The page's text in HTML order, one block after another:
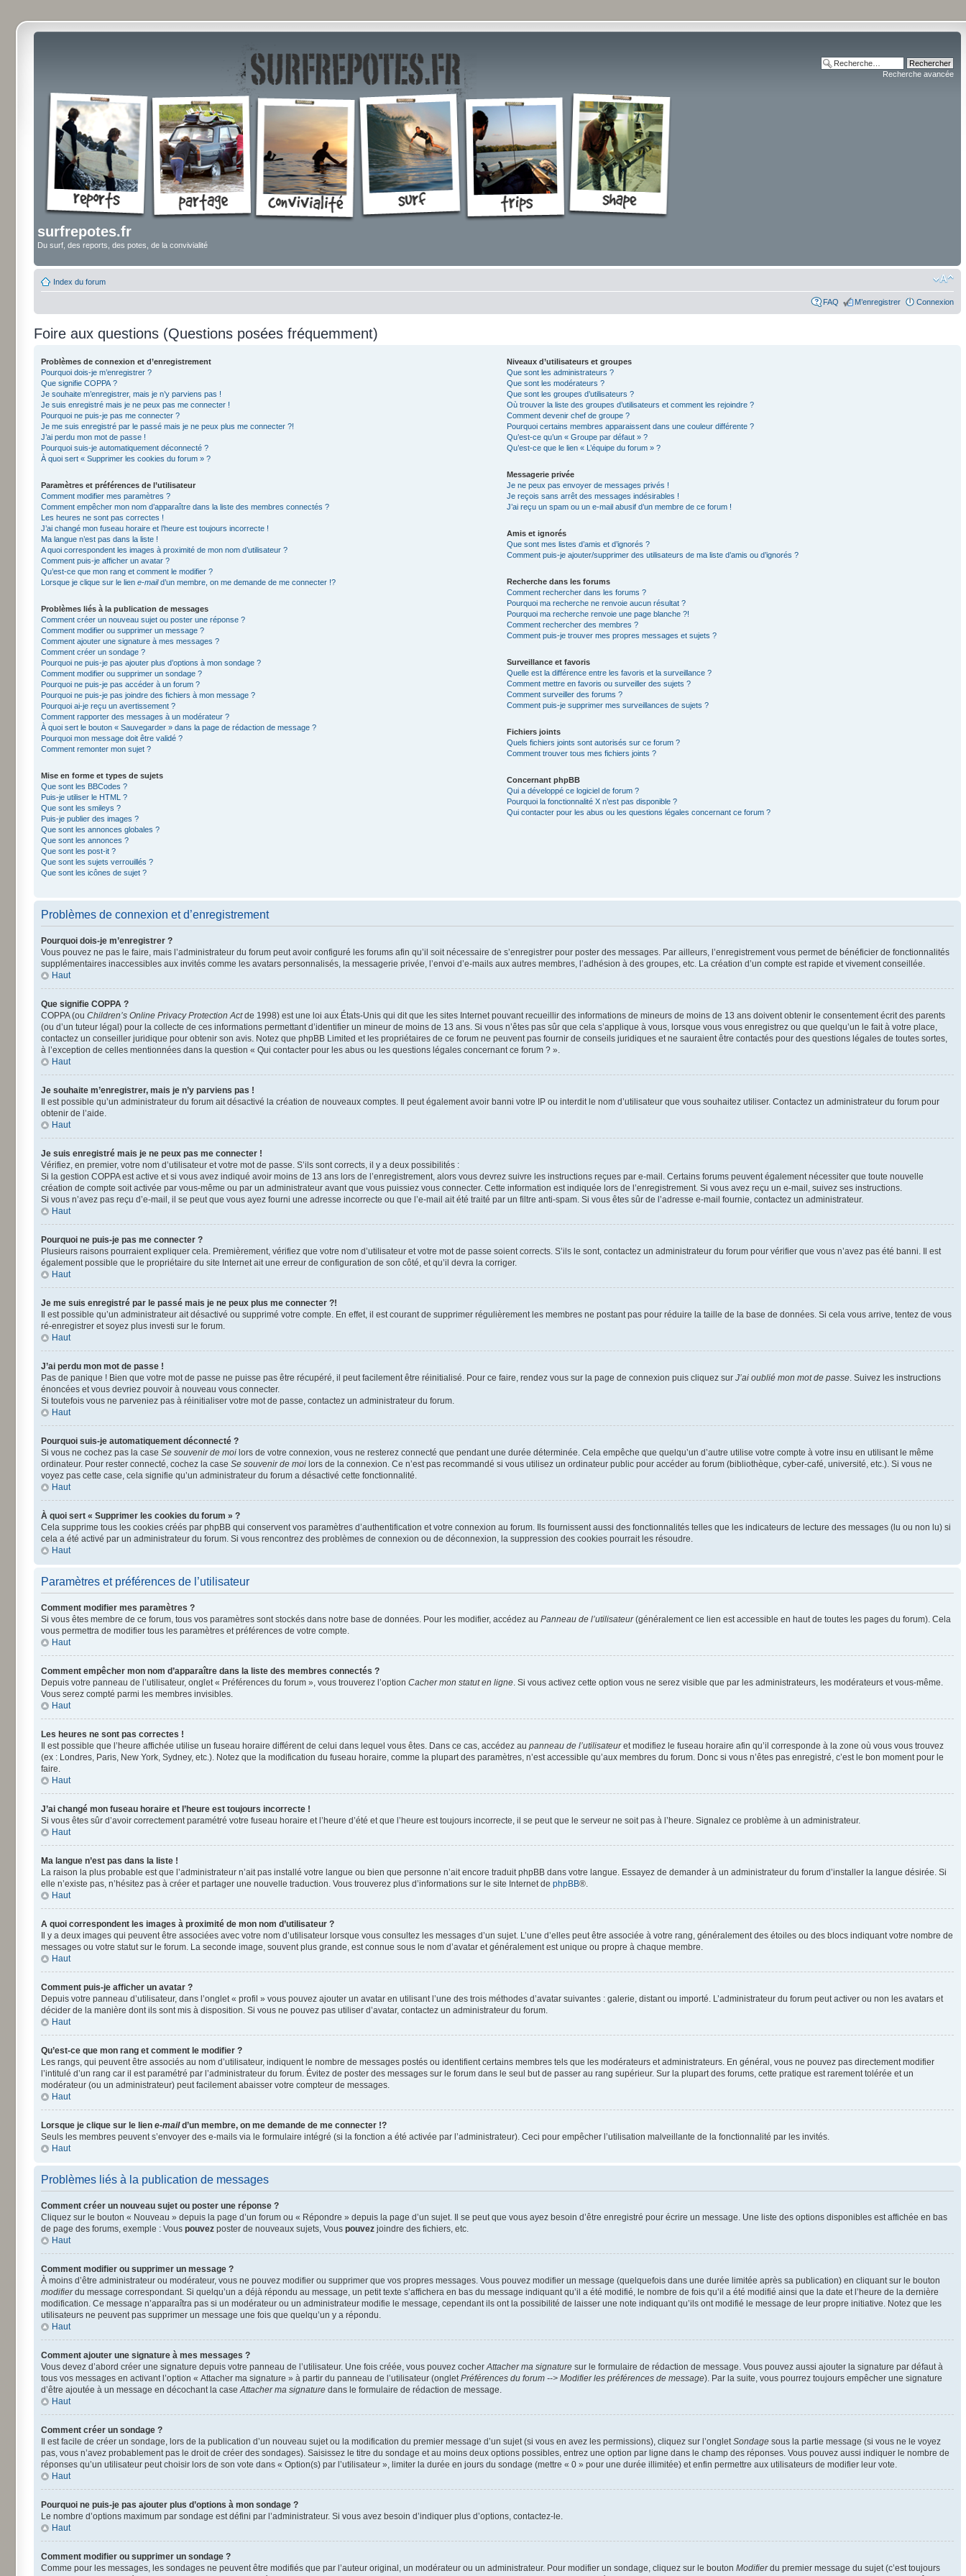
surfrepotes.fr
Du surf, des reports, des potes, de la convivialité
Recherche avancée
Index du forum
FAQ M’enregistrer Connexion
Foire aux questions (Questions posées fréquemment)
Problèmes de connexion et d’enregistrement
Pourquoi dois-je m’enregistrer ?
Que signifie COPPA ?
Je souhaite m’enregistrer, mais je n’y parviens pas !
Je suis enregistré mais je ne peux pas me connecter !
Pourquoi ne puis-je pas me connecter ?
Je me suis enregistré par le passé mais je ne peux plus me connecter ?!
J’ai perdu mon mot de passe !
Pourquoi suis-je automatiquement déconnecté ?
À quoi sert « Supprimer les cookies du forum » ?
Paramètres et préférences de l’utilisateur
Comment modifier mes paramètres ?
Comment empêcher mon nom d’apparaître dans la liste des membres connectés ?
Les heures ne sont pas correctes !
J’ai changé mon fuseau horaire et l’heure est toujours incorrecte !
Ma langue n’est pas dans la liste !
A quoi correspondent les images à proximité de mon nom d’utilisateur ?
Comment puis-je afficher un avatar ?
Qu’est-ce que mon rang et comment le modifier ?
Lorsque je clique sur le lien e-maild’un membre, on me demande de me connecter !?
Problèmes liés à la publication de messages
Comment créer un nouveau sujet ou poster une réponse ?
Comment modifier ou supprimer un message ?
Comment ajouter une signature à mes messages ?
Comment créer un sondage ?
Pourquoi ne puis-je pas ajouter plus d’options à mon sondage ?
Comment modifier ou supprimer un sondage ?
Pourquoi ne puis-je pas accéder à un forum ?
Pourquoi ne puis-je pas joindre des fichiers à mon message ?
Pourquoi ai-je reçu un avertissement ?
Comment rapporter des messages à un modérateur ?
À quoi sert le bouton « Sauvegarder » dans la page de rédaction de message ?
Pourquoi mon message doit être validé ?
Comment remonter mon sujet ?
Mise en forme et types de sujets
Que sont les BBCodes ?
Puis-je utiliser le HTML ?
Que sont les smileys ?
Puis-je publier des images ?
Que sont les annonces globales ?
Que sont les annonces ?
Que sont les post-it ?
Que sont les sujets verrouillés ?
Que sont les icônes de sujet ?
Niveaux d’utilisateurs et groupes
Que sont les administrateurs ?
Que sont les modérateurs ?
Que sont les groupes d’utilisateurs ?
Où trouver la liste des groupes d’utilisateurs et comment les rejoindre ?
Comment devenir chef de groupe ?
Pourquoi certains membres apparaissent dans une couleur différente ?
Qu’est-ce qu’un « Groupe par défaut » ?
Qu’est-ce que le lien « L’équipe du forum » ?
Messagerie privée
Je ne peux pas envoyer de messages privés !
Je reçois sans arrêt des messages indésirables !
J’ai reçu un spam ou un e-mail abusif d’un membre de ce forum !
Amis et ignorés
Que sont mes listes d’amis et d’ignorés ?
Comment puis-je ajouter/supprimer des utilisateurs de ma liste d’amis ou d’ignorés ?
Recherche dans les forums
Comment rechercher dans les forums ?
Pourquoi ma recherche ne renvoie aucun résultat ?
Pourquoi ma recherche renvoie une page blanche ?!
Comment rechercher des membres ?
Comment puis-je trouver mes propres messages et sujets ?
Surveillance et favoris
Quelle est la différence entre les favoris et la surveillance ?
Comment mettre en favoris ou surveiller des sujets ?
Comment surveiller des forums ?
Comment puis-je supprimer mes surveillances de sujets ?
Fichiers joints
Quels fichiers joints sont autorisés sur ce forum ?
Comment trouver tous mes fichiers joints ?
Concernant phpBB
Qui a développé ce logiciel de forum ?
Pourquoi la fonctionnalité X n’est pas disponible ?
Qui contacter pour les abus ou les questions légales concernant ce forum ?
Problèmes de connexion et d’enregistrement
Pourquoi dois-je m’enregistrer ?
Vous pouvez ne pas le faire, mais l’administrateur du forum peut avoir configuré les forums afin qu’il soit nécessaire de s’enregistrer pour poster des messages. Par ailleurs, l’enregistrement vous permet de bénéficier de fonctionnalités
supplémentaires inaccessibles aux invités comme les avatars personnalisés, la messagerie privée, l’envoi d’e-mails aux autres membres, l’adhésion à des groupes, etc. La création d’un compte est rapide et vivement conseillée.
Haut
Que signifie COPPA ?
COPPA (ou Children’s Online Privacy Protection Actde 1998) est une loi aux États-Unis qui dit que les sites Internet pouvant recueillir des informations de mineurs de moins de 13 ans doivent obtenir le consentement écrit des parents
(ou d’un tuteur légal) pour la collecte de ces informations permettant d’identifier un mineur de moins de 13 ans. Si vous n’êtes pas sûr que cela s’applique à vous, lorsque vous vous enregistrez ou que quelqu’un le fait à votre place,
contactez un conseiller juridique pour obtenir son avis. Notez que phpBB Limited et les propriétaires de ce forum ne peuvent pas fournir de conseils juridiques et ne sauraient être contactés pour des questions légales de toutes sortes,
à l’exception de celles mentionnées dans la question « Qui contacter pour les abus ou les questions légales concernant ce forum ? ».
Haut
Je souhaite m’enregistrer, mais je n’y parviens pas !
Il est possible qu’un administrateur du forum ait désactivé la création de nouveaux comptes. Il peut également avoir banni votre IP ou interdit le nom d’utilisateur que vous souhaitez utiliser. Contactez un administrateur du forum pour
obtenir de l’aide.
Haut
Je suis enregistré mais je ne peux pas me connecter !
Vérifiez, en premier, votre nom d’utilisateur et votre mot de passe. S’ils sont corrects, il y a deux possibilités :
Si la gestion COPPA est active et si vous avez indiqué avoir moins de 13 ans lors de l’enregistrement, alors vous devrez suivre les instructions reçues par e-mail. Certains forums peuvent également nécessiter que toute nouvelle
création de compte soit activée par vous-même ou par un administrateur avant que vous puissiez vous connecter. Cette information est indiquée lors de l’enregistrement. Si vous avez reçu un e-mail, suivez ses instructions.
Si vous n’avez pas reçu d’e-mail, il se peut que vous ayez fourni une adresse incorrecte ou que l’e-mail ait été traité par un filtre anti-spam. Si vous êtes sûr de l’adresse e-mail fournie, contactez un administrateur.
Haut
Pourquoi ne puis-je pas me connecter ?
Plusieurs raisons pourraient expliquer cela. Premièrement, vérifiez que votre nom d’utilisateur et votre mot de passe soient corrects. S’ils le sont, contactez un administrateur du forum pour vérifier que vous n’avez pas été banni. Il est
également possible que le propriétaire du site Internet ait une erreur de configuration de son côté, et qu’il devra la corriger.
Haut
Je me suis enregistré par le passé mais je ne peux plus me connecter ?!
Il est possible qu’un administrateur ait désactivé ou supprimé votre compte. En effet, il est courant de supprimer régulièrement les membres ne postant pas pour réduire la taille de la base de données. Si cela vous arrive, tentez de vous
ré-enregistrer et soyez plus investi sur le forum.
Haut
J’ai perdu mon mot de passe !
Pas de panique ! Bien que votre mot de passe ne puisse pas être récupéré, il peut facilement être réinitialisé. Pour ce faire, rendez vous sur la page de connexion puis cliquez sur J’ai oublié mon mot de passe . Suivez les instructions
énoncées et vous devriez pouvoir à nouveau vous connecter.
Si toutefois vous ne parveniez pas à réinitialiser votre mot de passe, contactez un administrateur du forum.
Haut
Pourquoi suis-je automatiquement déconnecté ?
Si vous ne cochez pas la case Se souvenir de moi lors de votre connexion, vous ne resterez connecté que pendant une durée déterminée. Cela empêche que quelqu’un d’autre utilise votre compte à votre insu en utilisant le même
ordinateur. Pour rester connecté, cochez la case Se souvenir de moi lors de la connexion. Ce n’est pas recommandé si vous utilisez un ordinateur public pour accéder au forum (bibliothèque, cyber-café, université, etc.). Si vous ne
voyez pas cette case, cela signifie qu’un administrateur du forum a désactivé cette fonctionnalité.
Haut
À quoi sert « Supprimer les cookies du forum » ?
Cela supprime tous les cookies créés par phpBB qui conservent vos paramètres d’authentification et votre connexion au forum. Ils fournissent aussi des fonctionnalités telles que les indicateurs de lecture des messages (lu ou non lu) si
cela a été activé par un administrateur du forum. Si vous rencontrez des problèmes de connexion ou de déconnexion, la suppression des cookies pourrait les résoudre.
Haut
Paramètres et préférences de l’utilisateur
Comment modifier mes paramètres ?
Si vous êtes membre de ce forum, tous vos paramètres sont stockés dans notre base de données. Pour les modifier, accédez au Panneau de l’utilisateur(généralement ce lien est accessible en haut de toutes les pages du forum). Cela
vous permettra de modifier tous les paramètres et préférences de votre compte.
Haut
Comment empêcher mon nom d’apparaître dans la liste des membres connectés ?
Depuis votre panneau de l’utilisateur, onglet « Préférences du forum », vous trouverez l’option Cacher mon statut en ligne . Si vous activez cette option vous ne serez visible que par les administrateurs, les modérateurs et vous-même.
Vous serez compté parmi les membres invisibles.
Haut
Les heures ne sont pas correctes !
Il est possible que l’heure affichée utilise un fuseau horaire différent de celui dans lequel vous êtes. Dans ce cas, accédez au panneau de l’utilisateuret modifiez le fuseau horaire afin qu’il corresponde à la zone où vous vous trouvez
(ex : Londres, Paris, New York, Sydney, etc.). Notez que la modification du fuseau horaire, comme la plupart des paramètres, n’est accessible qu’aux membres du forum. Donc si vous n’êtes pas enregistré, c’est le bon moment pour le
faire.
Haut
J’ai changé mon fuseau horaire et l’heure est toujours incorrecte !
Si vous êtes sûr d’avoir correctement paramétré votre fuseau horaire et l’heure d’été et que l’heure est toujours incorrecte, il se peut que le serveur ne soit pas à l’heure. Signalez ce problème à un administrateur.
Haut
Ma langue n’est pas dans la liste !
La raison la plus probable est que l’administrateur n’ait pas installé votre langue ou bien que personne n’ait encore traduit phpBB dans votre langue. Essayez de demander à un administrateur du forum d’installer la langue désirée. Si
elle n’existe pas, n’hésitez pas à créer et partager une nouvelle traduction. Vous trouverez plus d’informations sur le site Internet de phpBB®.
Haut
A quoi correspondent les images à proximité de mon nom d’utilisateur ?
Il y a deux images qui peuvent être associées avec votre nom d’utilisateur lorsque vous consultez les messages d’un sujet. L’une d’elles peut être associée à votre rang, généralement des étoiles ou des blocs indiquant votre nombre de
messages ou votre statut sur le forum. La seconde image, souvent plus grande, est connue sous le nom d’avatar et généralement est unique ou propre à chaque membre.
Haut
Comment puis-je afficher un avatar ?
Depuis votre panneau d’utilisateur, dans l’onglet « profil » vous pouvez ajouter un avatar en utilisant l’une des trois méthodes d’avatar suivantes : galerie, distant ou importé. L’administrateur du forum peut activer ou non les avatars et
décider de la manière dont ils sont mis à disposition. Si vous ne pouvez pas utiliser d’avatar, contactez un administrateur du forum.
Haut
Qu’est-ce que mon rang et comment le modifier ?
Les rangs, qui peuvent être associés au nom d’utilisateur, indiquent le nombre de messages postés ou identifient certains membres tels que les modérateurs et administrateurs. En général, vous ne pouvez pas directement modifier
l’intitulé d’un rang car il est paramétré par l’administrateur du forum. Évitez de poster des messages sur le forum dans le seul but de passer au rang supérieur. Sur la plupart des forums, cette pratique est rarement tolérée et un
modérateur (ou un administrateur) peut facilement abaisser votre compteur de messages.
Haut
Lorsque je clique sur le lien e-maild’un membre, on me demande de me connecter !?
Seuls les membres peuvent s’envoyer des e-mails via le formulaire intégré (si la fonction a été activée par l’administrateur). Ceci pour empêcher l’utilisation malveillante de la fonctionnalité par les invités.
Haut
Problèmes liés à la publication de messages
Comment créer un nouveau sujet ou poster une réponse ?
Cliquez sur le bouton « Nouveau » depuis la page d’un forum ou « Répondre » depuis la page d’un sujet. Il se peut que vous ayez besoin d’être enregistré pour écrire un message. Une liste des options disponibles est affichée en bas
de page des forums, exemple : Vous pouvez poster de nouveaux sujets, Vous pouvez joindre des fichiers, etc.
Haut
Comment modifier ou supprimer un message ?
À moins d’être administrateur ou modérateur, vous ne pouvez modifier ou supprimer que vos propres messages. Vous pouvez modifier un message (quelquefois dans une durée limitée après sa publication) en cliquant sur le bouton
modifierdu message correspondant. Si quelqu’un a déjà répondu au message, un petit texte s’affichera en bas du message indiquant qu’il a été modifié, le nombre de fois qu’il a été modifié ainsi que la date et l’heure de la dernière
modification. Ce message n’apparaîtra pas si un modérateur ou un administrateur modifie le message, cependant ils ont la possibilité de laisser une note indiquant qu’ils ont modifié le message de leur propre initiative. Notez que les
utilisateurs ne peuvent pas supprimer un message une fois que quelqu’un y a répondu.
Haut
Comment ajouter une signature à mes messages ?
Vous devez d’abord créer une signature depuis votre panneau de l’utilisateur. Une fois créée, vous pouvez cocher Attacher ma signature sur le formulaire de rédaction de message. Vous pouvez aussi ajouter la signature par défaut à
tous vos messages en activant l’option « Attacher ma signature » à partir du panneau de l’utilisateur (onglet Préférences du forum --> Modifier les préférences de message). Par la suite, vous pourrez toujours empêcher une signature
d’être ajoutée à un message en décochant la case Attacher ma signature dans le formulaire de rédaction de message.
Haut
Comment créer un sondage ?
Il est facile de créer un sondage, lors de la publication d’un nouveau sujet ou la modification du premier message d’un sujet (si vous en avez les permissions), cliquez sur l’onglet Sondage sous la partie message (si vous ne le voyez
pas, vous n’avez probablement pas le droit de créer des sondages). Saisissez le titre du sondage et au moins deux options possibles, entrez une option par ligne dans le champ des réponses. Vous pouvez aussi indiquer le nombre de
réponses qu’un utilisateur peut choisir lors de son vote dans « Option(s) par l’utilisateur », limiter la durée en jours du sondage (mettre « 0 » pour une durée illimitée) et enfin permettre aux utilisateurs de modifier leur vote.
Haut
Pourquoi ne puis-je pas ajouter plus d’options à mon sondage ?
Le nombre d’options maximum par sondage est défini par l’administrateur. Si vous avez besoin d’indiquer plus d’options, contactez-le.
Haut
Comment modifier ou supprimer un sondage ?
Comme pour les messages, les sondages ne peuvent être modifiés que par l’auteur original, un modérateur ou un administrateur. Pour modifier un sondage, cliquez sur le bouton Modifierdu premier message du sujet (c’est toujours